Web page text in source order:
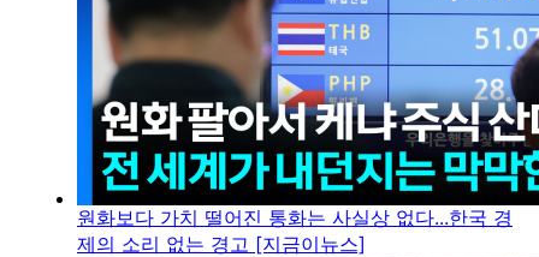
원화보다 가치 떨어진 통화는 사실상 없다...한국 경
제의 소리 없는 경고 [지금이뉴스]